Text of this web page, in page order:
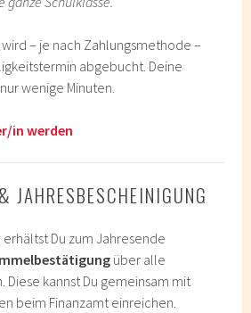
– je nach Zahlungsmethode –
abgebucht. Deine
wenige Minuten.
in werden
JAHRESBESCHEINIGUNG
Du zum Jahresende
über alle
kannst Du gemeinsam mit
beim Finanzamt einreichen.